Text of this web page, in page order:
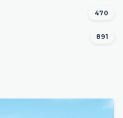
470
891